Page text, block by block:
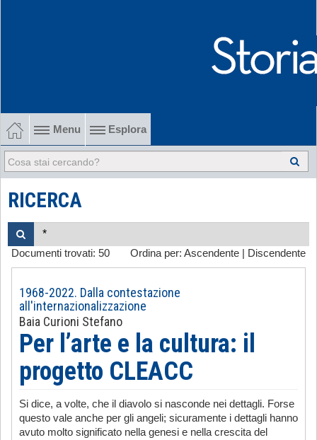
Menu Esplora
1902-1915 Gli esordi
1915-1945 Tra le due guerre
1945-1968 Dalla liberazione al '68
1968-2022 Dalla contestazione all'internazionalizzazione
-
RICERCA
Ordina per: Ascendente Discendente
Documenti trovati: 50
1968-2022. Dalla contestazione
all'internazionalizzazione
Baia Curioni Stefano
Per l’arte e la cultura: il
progetto CLEACC
Si dice, a volte, che il diavolo si nasconde nei dettagli. Forse
questo vale anche per gli angeli; sicuramente i dettagli hanno
avuto molto significato nella genesi e nella crescita del